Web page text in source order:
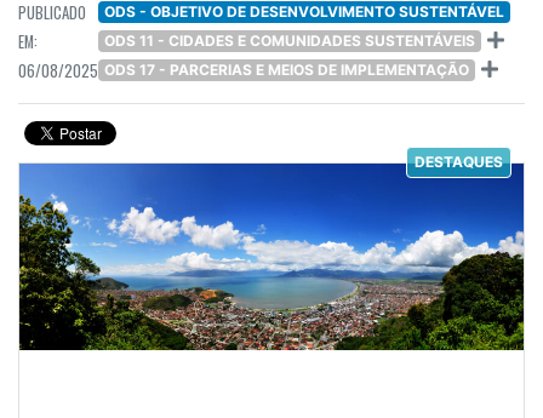
PUBLICADO
EM:
06/08/2025
ODS - OBJETIVO DE DESENVOLVIMENTO SUSTENTÁVEL
ODS 11 - CIDADES E COMUNIDADES SUSTENTÁVEIS
ODS 17 - PARCERIAS E MEIOS DE IMPLEMENTAÇÃO
DESTAQUES